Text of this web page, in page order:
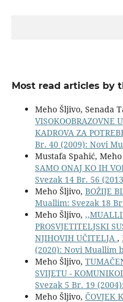
Most read articles by
Meho Šljivo, Senada
VISOKOOBRAZOVNE
KADROVA ZA
Br. 40 (2009): Novi
Mustafa Spahić,
SAMO ONAJ KO IH
Svezak 14 Br. 56
Meho Šljivo, BOŽIJE
Muallim: Svezak 18
Meho Šljivo,
PROSVJETITELJSKI
NJIHOVIH UČITELJA ,
(2020): Novi Muallim
Meho Šljivo,
SVIJETU -
Svezak 5 Br. 19
Meho Šljivo, ČOVJEK